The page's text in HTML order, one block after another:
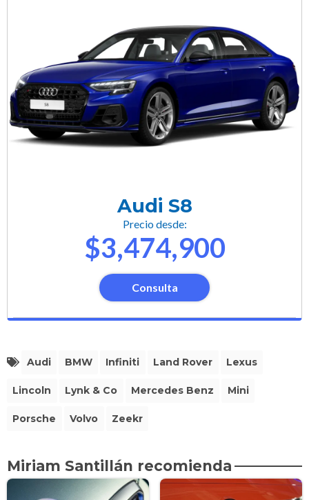
Audi S8
Precio desde:
$3,474,900
Consulta
Audi BMW Infiniti Land Rover Lexus
Lincoln Lynk & Co Mercedes Benz Mini
Porsche Volvo Zeekr
Miriam Santillán recomienda